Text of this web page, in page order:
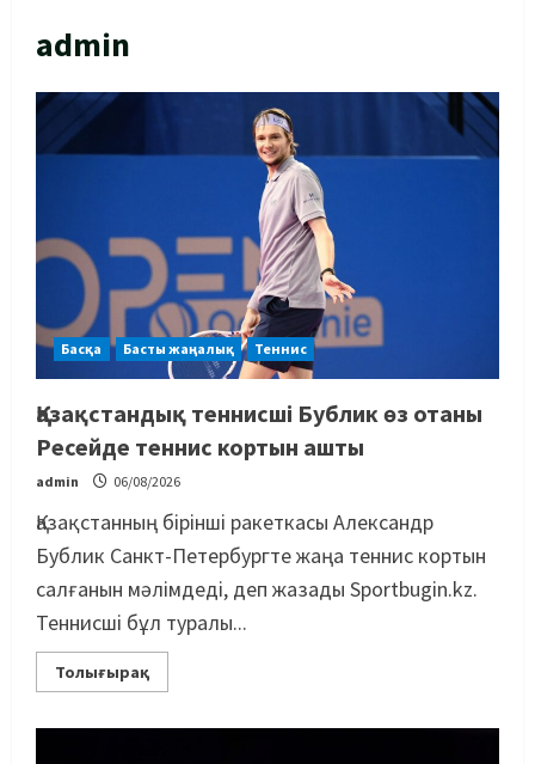
admin
Басқа Басты жаңалық Теннис
Қазақстандық теннисші Бублик өз отаны
Ресейде теннис кортын ашты
admin 06/08/2026
Қазақстанның бірінші ракеткасы Александр
Бублик Санкт-Петербургте жаңа теннис кортын
салғанын мәлімдеді, деп жазады Sportbugin.kz.
Теннисші бұл туралы...
Толығырақ